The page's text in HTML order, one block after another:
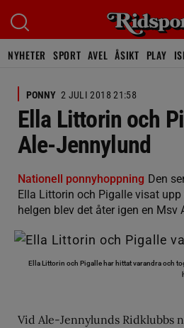
NYHETER SPORT AVEL ÅSIKT PLAY
PONNY 2 JULI 2018 21:58
Ella Littorin och
Ale-Jennylund
Nationell ponnyhoppning Den
Ella Littorin och Pigalle visat
helgen blev det åter igen en Msv
Ella Littorin och Pigalle har hittat varandra och
Vid Ale-Jennylunds Ridklubbs